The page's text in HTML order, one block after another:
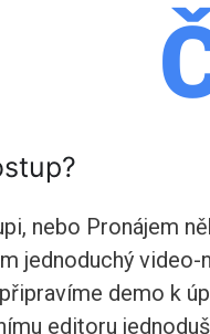
nebo Pronájem
jednoduchý video-
demo k
editoru